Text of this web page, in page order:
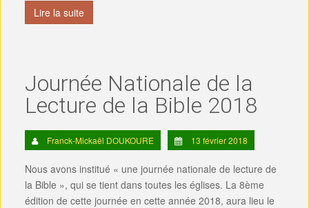
Lire la suite
Journée Nationale de la
Lecture de la Bible 2018
Franck-Mickaël DOUKOURE 13 février 2018
Nous avons institué « une journée nationale de lecture de
la Bible », qui se tient dans toutes les églises. La 8ème
édition de cette journée en cette année 2018, aura lieu le